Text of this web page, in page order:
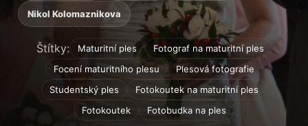
Nikol Kolomaznikova
Štítky: Maturitní ples
Fotograf na maturitní ples
Focení maturitního plesu
Plesová fotografie
Studentský ples
Fotokoutek na maturitní ples
Fotokoutek
Fotobudka na ples